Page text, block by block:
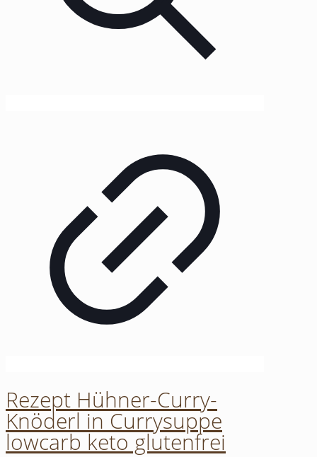
Rezept Hühner-Curry-
Knöderl in Currysuppe
lowcarb keto glutenfrei